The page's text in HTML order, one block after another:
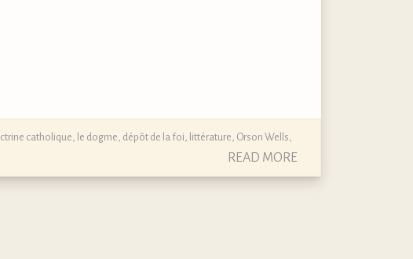
catholique, le dogme, dépôt de la foi, littérature, Orson Wells,
READ MORE